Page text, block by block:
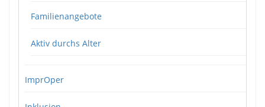
Familienangebote
Aktiv durchs Alter
ImprOper